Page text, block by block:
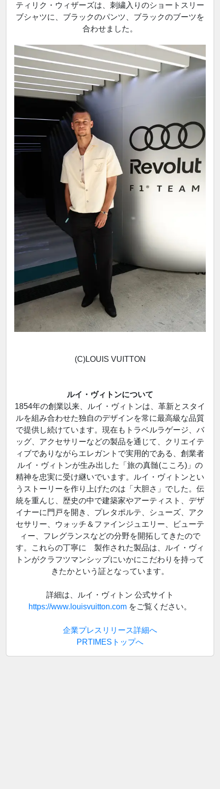
ティリク・ウィザーズは、刺繍入りのショートスリー
ブシャツに、ブラックのパンツ、ブラックのブーツを
合わせました。
(C)LOUIS VUITTON
ルイ・ヴィトンについて
1854年の創業以来、ルイ・ヴィトンは、革新とスタイ
ルを組み合わせた独自のデザインを常に最高級な品質
で提供し続けています。現在もトラベルラゲージ、バ
ッグ、アクセサリーなどの製品を通じて、クリエイテ
ィブでありながらエレガントで実用的である、創業者
ルイ・ヴィトンが生み出した「旅の真髄(こころ)」の
精神を忠実に受け継いでいます。ルイ・ヴィトンとい
うストーリーを作り上げたのは「大胆さ」でした。伝
統を重んじ、歴史の中で建築家やアーティスト、デザ
イナーに門戸を開き、プレタポルテ、シューズ、アク
セサリー、ウォッチ＆ファインジュエリー、ビューテ
ィー、フレグランスなどの分野を開拓してきたので
す。これらの丁寧に 製作された製品は、ルイ・ヴィ
トンがクラフツマンシップにいかにこだわりを持って
きたかという証となっています。
詳細は、ルイ・ヴィトン 公式サイト
https://www.louisvuitton.com をご覧ください。
企業プレスリリース詳細へ
PRTIMESトップへ